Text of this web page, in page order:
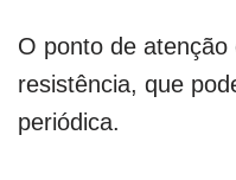
O ponto de
resistência, que
periódica.